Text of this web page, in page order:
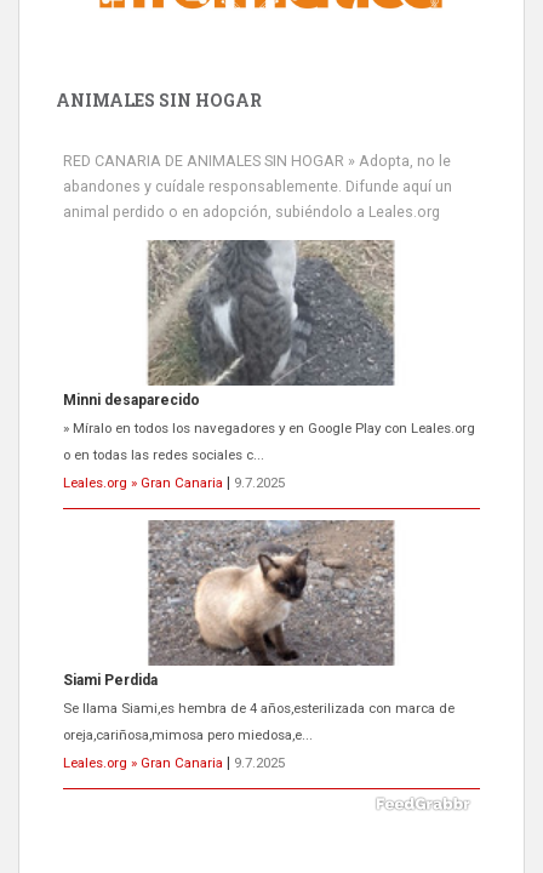
ANIMALES SIN HOGAR
RED CANARIA DE ANIMALES SIN HOGAR » Adopta, no le
abandones y cuídale responsablemente. Difunde aquí un
animal perdido o en adopción, subiéndolo a Leales.org
Minni desaparecido
» Míralo en todos los navegadores y en Google Play con Leales.org
o en todas las redes sociales c...
Leales.org » Gran Canaria
9.7.2025
Siami Perdida
Se llama Siami,es hembra de 4 años,esterilizada con marca de
oreja,cariñosa,mimosa pero miedosa,e...
Leales.org » Gran Canaria
9.7.2025